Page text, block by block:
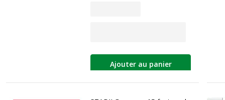
Ajouter au panier